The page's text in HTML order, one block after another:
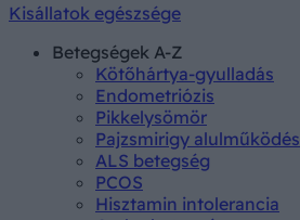
Kisállatok egészsége
Betegségek A-Z
Kötőhártya-gyulladás
Endometriózis
Pikkelysömör
Pajzsmirigy alulműködés
ALS betegség
PCOS
Hisztamin intolerancia